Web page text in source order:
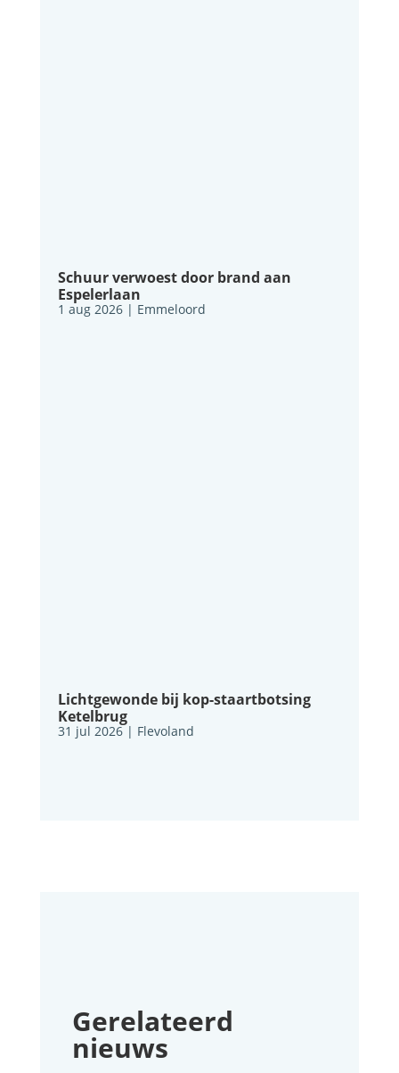
Schuur verwoest door brand aan
Espelerlaan
1 aug 2026| Emmeloord
Lichtgewonde bij kop-staartbotsing
Ketelbrug
31 jul 2026| Flevoland
Gerelateerd
nieuws